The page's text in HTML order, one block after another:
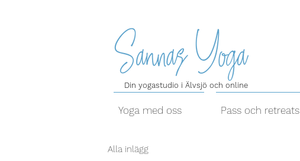
Din yogastudio i Älvsjö och online
Yoga med oss Pass och retreats
Alla inlägg